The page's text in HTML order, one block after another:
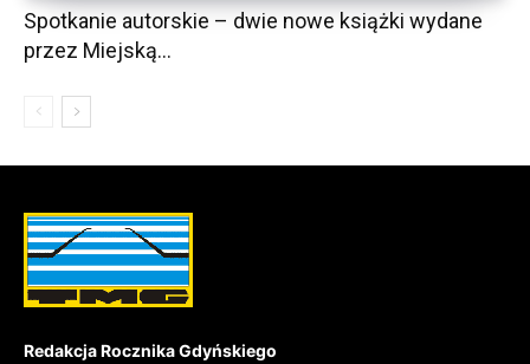
Spotkanie autorskie – dwie nowe książki wydane
przez Miejską...
Redakcja Rocznika Gdyńskiego